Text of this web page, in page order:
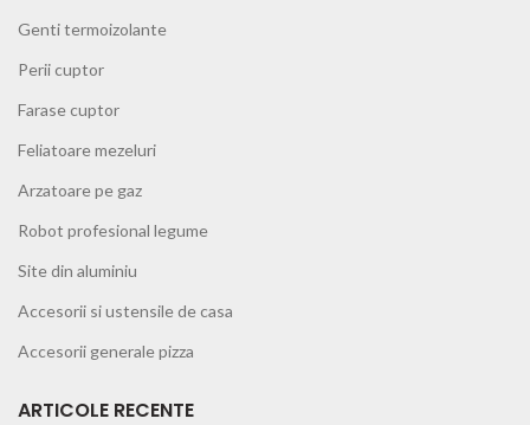
Genti termoizolante
Perii cuptor
Farase cuptor
Feliatoare mezeluri
Arzatoare pe gaz
Robot profesional legume
Site din aluminiu
Accesorii si ustensile de casa
Accesorii generale pizza
ARTICOLE RECENTE